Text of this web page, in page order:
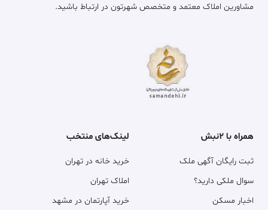
مشاورین املاک معتمد و متخصص شهرتون در ارتباط باشید.
همراه با ۲نبش
ثبت رایگان آگهی ملک
سوال ملکی دارید؟
اخبار مسکن
لینک‌های منتخب
خرید خانه در تهران
املاک تهران
خرید آپارتمان در مشهد